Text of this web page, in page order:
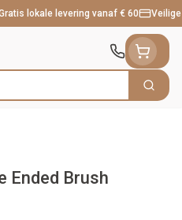
lokale levering vanaf € 60
Zoek
Ended Brush